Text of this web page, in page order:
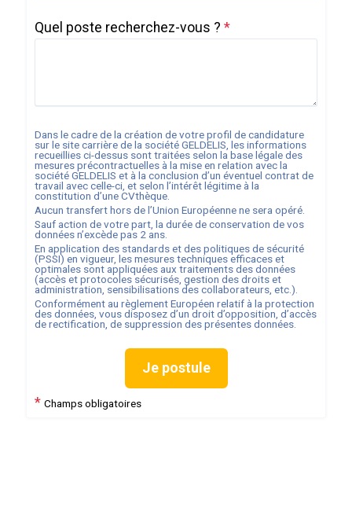
Quel poste recherchez-vous ? *
Dans le cadre de la création de votre profil de candidature
sur le site carrière de la sociétéGELDELIS , les informations
recueillies ci-dessus sont traitées selon la base légale des
mesures précontractuelles à la mise en relation avec la
sociétéGELDELIS et à la conclusion d’un éventuel contrat de
travail avec celle-ci, et selon l’intérêt légitime à la
constitution d’une CVthèque.
Aucun transfert hors de l’Union Européenne ne sera opéré.
Sauf action de votre part, la durée de conservation de vos
données n’excède pas 2 ans.
En application des standards et des politiques de sécurité
(PSSI) en vigueur, les mesures techniques efficaces et
optimales sont appliquées aux traitements des données
(accès et protocoles sécurisés, gestion des droits et
administration, sensibilisations des collaborateurs, etc.).
Conformément au règlement Européen relatif à la protection
des données, vous disposez d’un droit d’opposition, d’accès
de rectification, de suppression des présentes données.
Je postule
* Champs obligatoires